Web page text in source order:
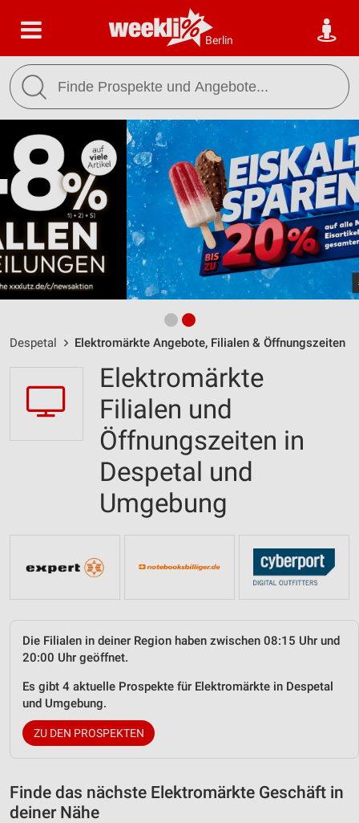
Berlin
Despetal Elektromärkte Angebote, Filialen & Öffnungszeiten
Elektromärkte
Filialen und
Öffnungszeiten in
Despetal und
Umgebung
Die Filialen in deiner Region haben zwischen 08:15 Uhr und
20:00 Uhr geöffnet.
Es gibt 4 aktuelle Prospekte für Elektromärkte in Despetal
und Umgebung.
ZU DEN PROSPEKTEN
Finde das nächste Elektromärkte Geschäft in
deiner Nähe